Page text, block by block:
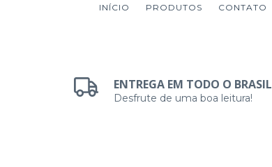
INÍCIO PRODUTOS CONTATO
ENTREGA EM TODO O BRASIL
Desfrute de uma boa leitura!